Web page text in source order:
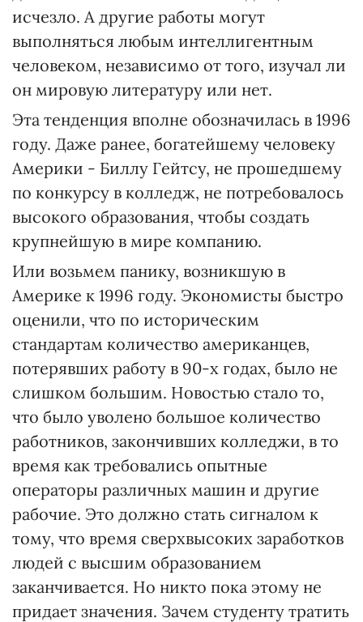
исчезло. А другие работы могут
выполняться любым интеллигентным
человеком, независимо от того, изучал ли
он мировую литературу или нет.
Эта тенденция вполне обозначилась в 1996
году. Даже ранее, богатейшему человеку
Америки - Биллу Гейтсу, не прошедшему
по конкурсу в колледж, не потребовалось
высокого образования, чтобы создать
крупнейшую в мире компанию.
Или возьмем панику, возникшую в
Америке к 1996 году. Экономисты быстро
оценили, что по историческим
стандартам количество американцев,
потерявших работу в 90-х годах, было не
слишком большим. Новостью стало то,
что было уволено большое количество
работников, закончивших колледжи, в то
время как требовались опытные
операторы различных машин и другие
рабочие. Это должно стать сигналом к
тому, что время сверхвысоких заработков
людей с высшим образованием
заканчивается. Но никто пока этому не
придает значения. Зачем студенту тратить